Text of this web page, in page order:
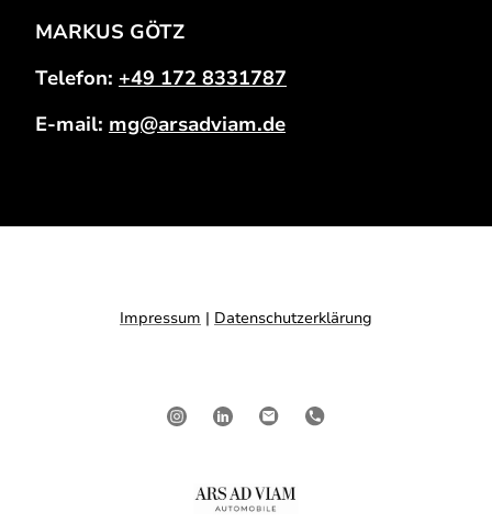
MARKUS GÖTZ
Telefon: +49 172 8331787
E-mail: mg@arsadviam.de
Impressum | Datenschutzerklärung